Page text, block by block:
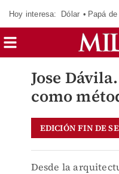
Hoy interesa: Dólar Papá
Jose
como
EDICIÓN FIN DE
Desde la